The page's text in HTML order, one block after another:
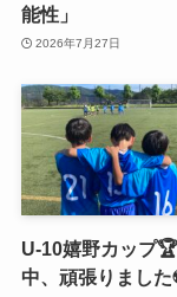
能性」
2026年7月27日
U-10嬉野カップ
中、頑張りました